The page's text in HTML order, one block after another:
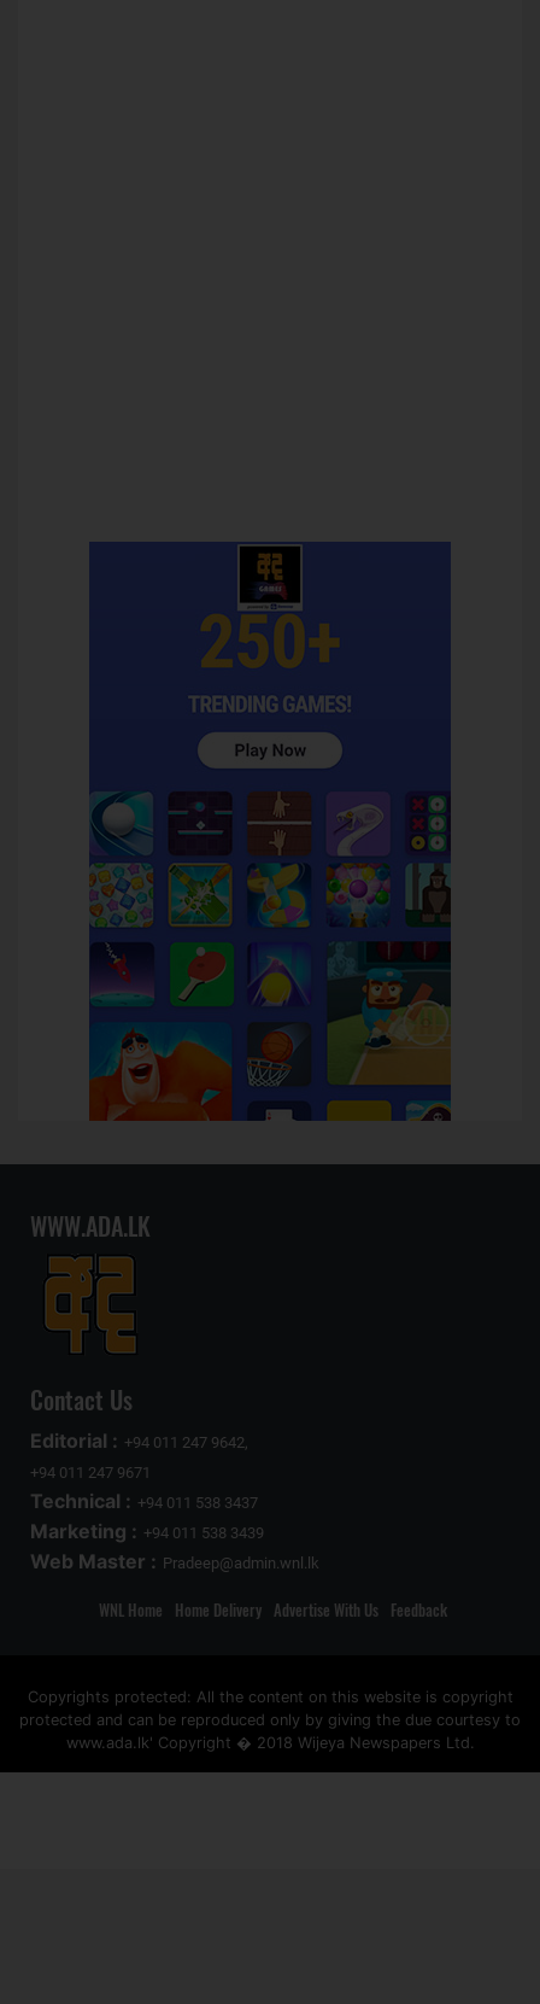
WWW.ADA.LK
Contact Us
Editorial : +94 011 247 9642,
+94 011 247 9671
Technical : +94 011 538 3437
Marketing : +94 011 538 3439
Web Master : Pradeep@admin.wnl.lk
WNL Home Home Delivery Advertise With Us Feedback
Copyrights protected: All the content on this website is copyright
protected and can be reproduced only by giving the due courtesy to
www.ada.lk' Copyright � 2018 Wijeya Newspapers Ltd.